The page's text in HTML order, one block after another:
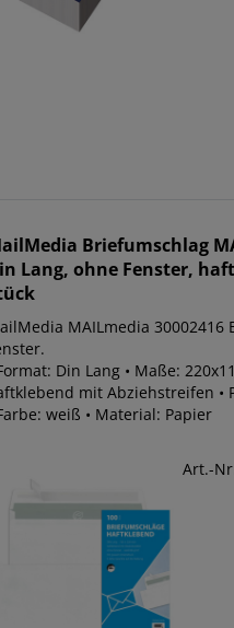
Briefumschlag
Lang, ohne Fenster,
MAILmedia 30002416
Din Lang • Maße:
mit Abziehstreifen •
weiß • Material: Papier
Art.-